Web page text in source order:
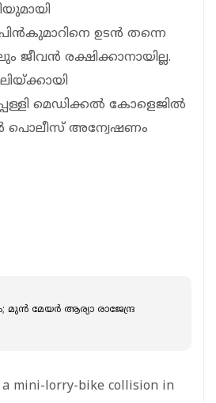
ഉടൻ തന്നെ
ജീവൻ രക്ഷിക്കാനായില്ല.
മെഡിക്കൽ കോളെജിൽ
പൊലീസ് അന്വേഷണം
മേ​യ‍ർ ആ​ര്യാ രാ​ജേ​ന്ദ്ര​
mini-lorry-bike collision in